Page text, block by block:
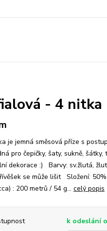
- 4 nitka
je jemná směsová příze s
pro čepičky, šaty, sukně,
dekorace :) Barvy: sv.žlutá,
se může lišit Složení:
: 200 metrů / 54 g... celý popis
k odeslání